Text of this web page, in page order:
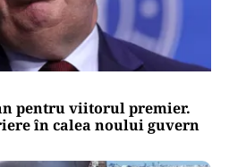
pentru viitorul premier.
în calea noului guvern